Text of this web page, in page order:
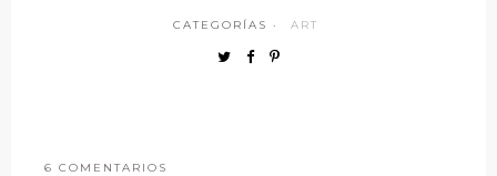
CATEGORÍAS · ART
6 COMENTARIOS